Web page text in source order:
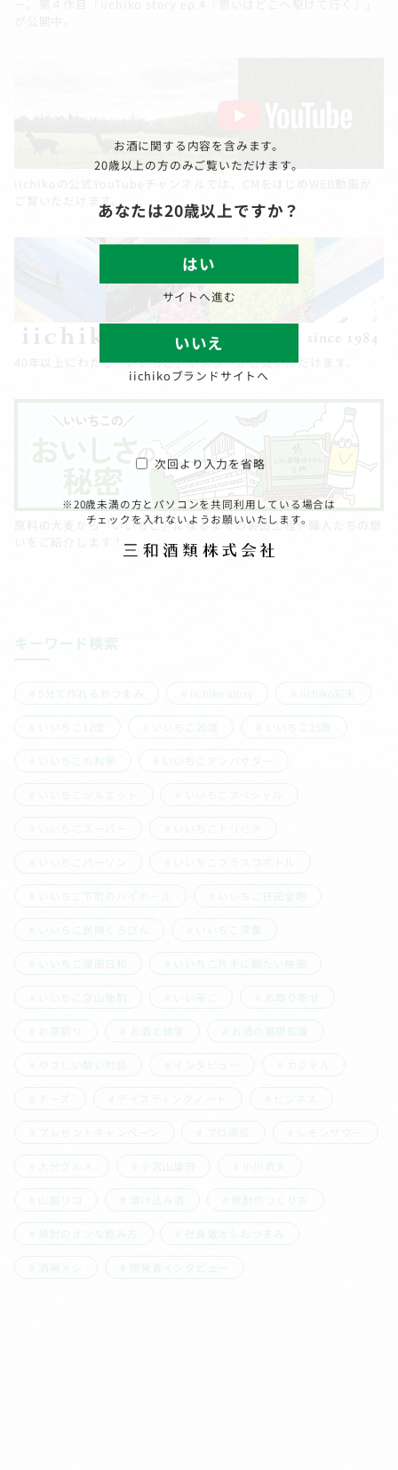
ご覧いただけます。
40年以上にわたる「いいちこ」ポスターがご覧いただけます。
原料の大麦から「いいちこ」になるまでの製造工程や職人たちの想
いをご紹介します！
キーワード検索
5分で作れるおつまみ iichiko story iichiko彩天
いいちこ12度 いいちこ20度 いいちこ25度
いいちこの科学 いいちこアンバサダー
いいちこシルエット いいちこスペシャル
いいちこスーパー いいちこトリビア
いいちこパーソン いいちこフラスコボトル
いいちこ下町のハイボール いいちこ日田全麹
いいちこ民陶くろびん いいちこ深薫
いいちこ漫画日和 いいちこ片手に観たい映画
いいちこ空山独酌 いい茶こ お取り寄せ
お茶割り お酒と健康 お酒の基礎知識
やさしい酔い対談 インタビュー カクテル
チーズ テイスティングノート ビジネス
プレゼントキャンペーン プロ直伝 レモンサワー
大分グルメ 小宮山雄飛 小川貞夫
山脇リコ 漬け込み酒 焼酎のつくり方
焼酎のオツな飲み方 社員激オシおつまみ
酒場メシ 開発者インタビュー
お酒に関する内容を含みます。
20歳以上の方のみご覧いただけます。
あなたは20歳以上ですか？
はい
サイトへ進む
いいえ
iichikoブランドサイトへ
次回より入力を省略
※20歳未満の方とパソコンを共同利用している場合は
チェックを入れないようお願いいたします。